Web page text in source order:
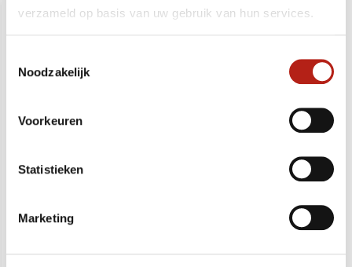
verzameld op basis van uw gebruik van hun services.
Noodzakelijk
Voorkeuren
Statistieken
Marketing
32,9921,99